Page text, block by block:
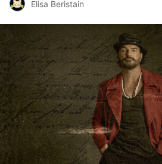
Elisa Beristain